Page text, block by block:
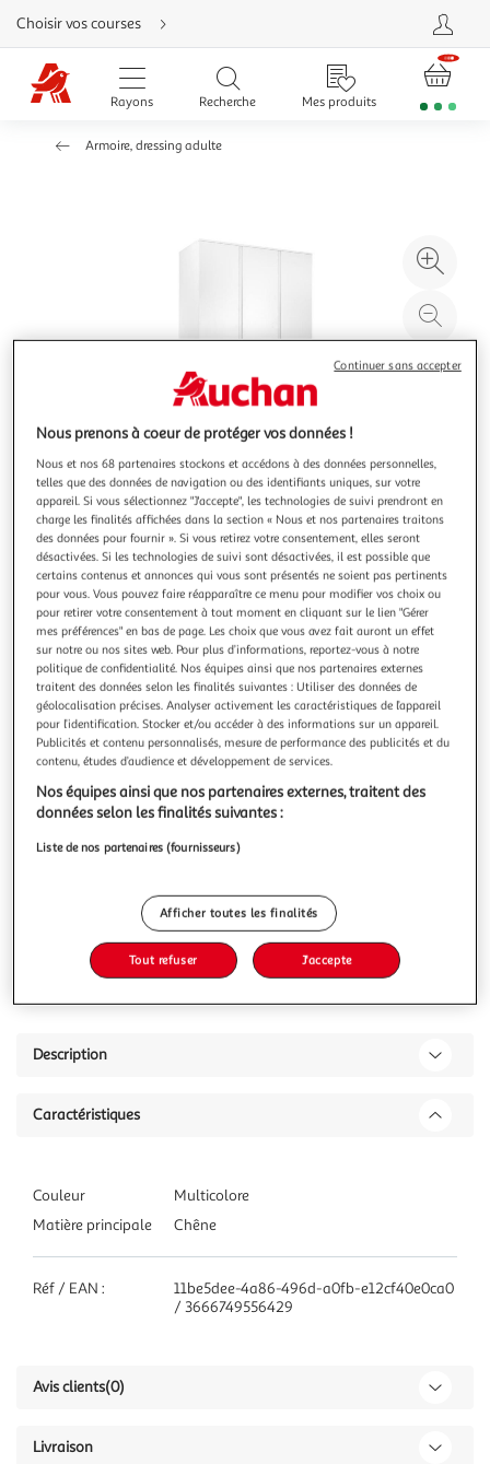
Aller
directement
au
contenu
Aller
directement
Aller
Choisir vos courses
Rayons Recherche Mes produits
Armoire, dressing adulte
à
Illustration
précédente
Illustration
suivante
MARKET24
Armoire IMAGE 60B - Décor blanc mat - 3 portes + 2
tiroirs - L121,6 x H191 x P55 cm
La gamme Image est une gamme de rangement moderne
et pratique. Cette armoire Image comporte deux tiroirs en
bas et trois portes avec 3 étageres a l'intérieur côté droit et
deux barres de penderie côté gauche avec une étagere
supérieure, vous pourrez ainsi y stocker toutes vos affaires.
Ce produit es
En savoir +
Vendu parM25
Livraison dès 8/9 jours
Livraison offerte
Plus d'options
M25
421,43€
dont 7,00€ d'éco-part.
Ajouter au panier
Ajouter à une liste
Description
Caractéristiques
Couleur
Multicolore
Matière principale
Chêne
Réf / EAN :
11be5dee-4a86-496d-a0fb-e12cf40e0ca0
/ 3666749556429
Avis clients(0)
Livraison
Nous prenons à coeur de protéger vos données !
Nous et nos 68 partenaires stockons et accédons à des données personnelles,
telles que des données de navigation ou des identifiants uniques, sur votre
appareil. Si vous sélectionnez "J'accepte", les technologies de suivi prendront en
charge les finalités affichées dans la section « Nous et nos partenaires traitons
des données pour fournir ». Si vous retirez votre consentement, elles seront
désactivées. Si les technologies de suivi sont désactivées, il est possible que
certains contenus et annonces qui vous sont présentés ne soient pas pertinents
pour vous. Vous pouvez faire réapparaître ce menu pour modifier vos choix ou
pour retirer votre consentement à tout moment en cliquant sur le lien "Gérer
mes préférences" en bas de page. Les choix que vous avez fait auront un effet
sur notre ou nos sites web. Pour plus d’informations, reportez-vous à notre
politique de confidentialité. Nos équipes ainsi que nos partenaires externes
traitent des données selon les finalités suivantes : Utiliser des données de
géolocalisation précises. Analyser activement les caractéristiques de l’appareil
pour l’identification. Stocker et/ou accéder à des informations sur un appareil.
Publicités et contenu personnalisés, mesure de performance des publicités et du
contenu, études d’audience et développement de services.
Nos équipes ainsi que nos partenaires externes, traitent des
données selon les finalités suivantes :
Liste de nos partenaires (fournisseurs)
Afficher toutes les finalités
Tout refuser J'accepte
Continuer sans accepter